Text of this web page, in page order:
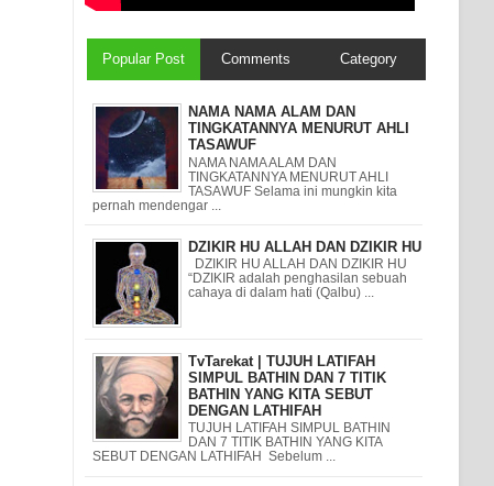
Popular Post Comments Category
NAMA NAMA ALAM DAN
TINGKATANNYA MENURUT AHLI
TASAWUF
NAMA NAMA ALAM DAN
TINGKATANNYA MENURUT AHLI
TASAWUF Selama ini mungkin kita
pernah mendengar ...
DZIKIR HU ALLAH DAN DZIKIR HU
DZIKIR HU ALLAH DAN DZIKIR HU
“DZIKIR adalah penghasilan sebuah
cahaya di dalam hati (Qalbu) ...
TvTarekat | TUJUH LATIFAH
SIMPUL BATHIN DAN 7 TITIK
BATHIN YANG KITA SEBUT
DENGAN LATHIFAH
TUJUH LATIFAH SIMPUL BATHIN
DAN 7 TITIK BATHIN YANG KITA
SEBUT DENGAN LATHIFAH Sebelum ...